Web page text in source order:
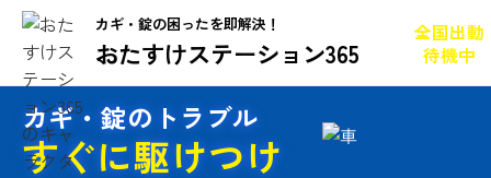
カギ・錠の困ったを即解決！
おたすけステーション365
全国出動
待機中
カギ・錠のトラブル
すぐに駆けつけ